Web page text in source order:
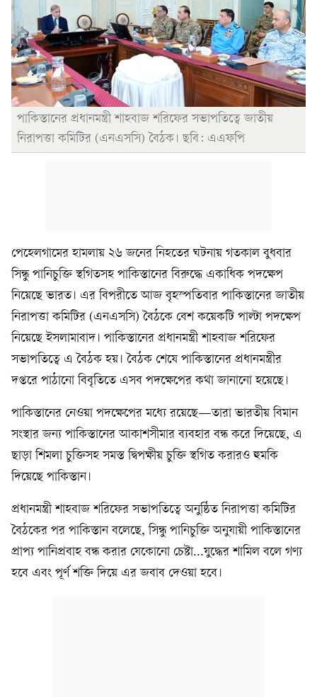
পাকিস্তানের প্রধানমন্ত্রী শাহবাজ শরিফের সভাপতিত্বে জাতীয়
নিরাপত্তা কমিটির (এনএসসি) বৈঠক। ছবি: এএফপি
পেহেলগামের হামলায় ২৬ জনের নিহতের ঘটনায় গতকাল বুধবার
সিন্ধু পানিচুক্তি স্থগিতসহ পাকিস্তানের বিরুদ্ধে একাধিক পদক্ষেপ
নিয়েছে ভারত। এর বিপরীতে আজ বৃহস্পতিবার পাকিস্তানের জাতীয়
নিরাপত্তা কমিটির (এনএসসি) বৈঠকে বেশ কয়েকটি পাল্টা পদক্ষেপ
নিয়েছে ইসলামাবাদ। পাকিস্তানের প্রধানমন্ত্রী শাহবাজ শরিফের
সভাপতিত্বে এ বৈঠক হয়। বৈঠক শেষে পাকিস্তানের প্রধানমন্ত্রীর
দপ্তরে পাঠানো বিবৃতিতে এসব পদক্ষেপের কথা জানানো হয়েছে।
পাকিস্তানের নেওয়া পদক্ষেপের মধ্যে রয়েছে—তারা ভারতীয় বিমান
সংস্থার জন্য পাকিস্তানের আকাশসীমার ব্যবহার বন্ধ করে দিয়েছে, এ
ছাড়া শিমলা চুক্তিসহ সমস্ত দ্বিপক্ষীয় চুক্তি স্থগিত করারও হুমকি
দিয়েছে পাকিস্তান।
প্রধানমন্ত্রী শাহবাজ শরিফের সভাপতিত্বে অনুষ্ঠিত নিরাপত্তা কমিটির
বৈঠকের পর পাকিস্তান বলেছে, সিন্ধু পানিচুক্তি অনুযায়ী পাকিস্তানের
প্রাপ্য পানিপ্রবাহ বন্ধ করার যেকোনো চেষ্টা...যুদ্ধের শামিল বলে গণ্য
হবে এবং পূর্ণ শক্তি দিয়ে এর জবাব দেওয়া হবে।